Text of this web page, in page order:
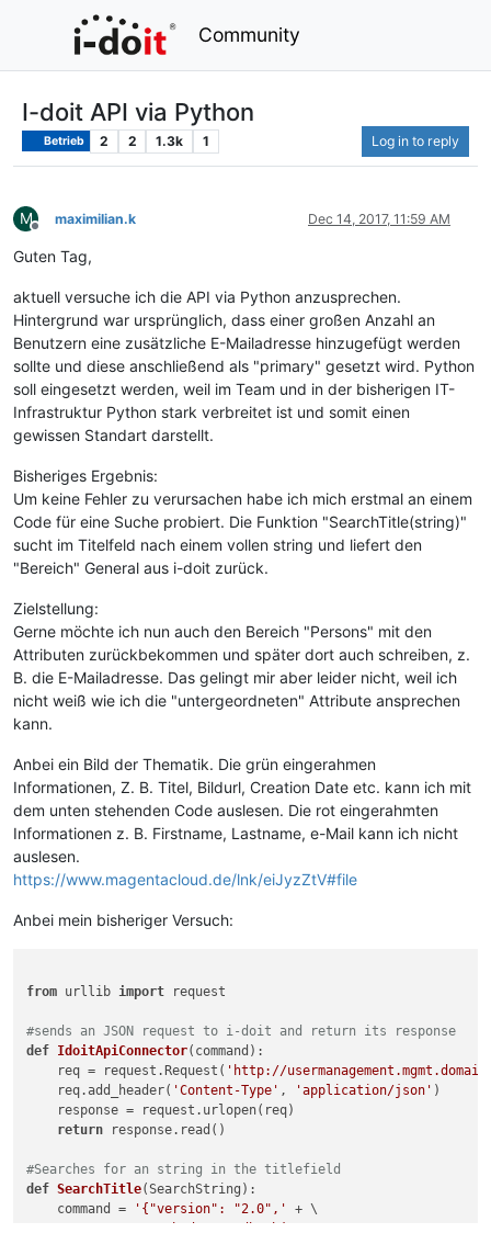
Community
I-doit API via Python
Betrieb 2 2 1.3k 1 Log in to reply
M
Offline
maximilian.k Dec 14, 2017, 11:59 AM
Guten Tag,
aktuell versuche ich die API via Python anzusprechen.
Hintergrund war ursprünglich, dass einer großen Anzahl an
Benutzern eine zusätzliche E-Mailadresse hinzugefügt werden
sollte und diese anschließend als "primary" gesetzt wird. Python
soll eingesetzt werden, weil im Team und in der bisherigen IT-
Infrastruktur Python stark verbreitet ist und somit einen
gewissen Standart darstellt.
Bisheriges Ergebnis:
Um keine Fehler zu verursachen habe ich mich erstmal an einem
Code für eine Suche probiert. Die Funktion "SearchTitle(string)"
sucht im Titelfeld nach einem vollen string und liefert den
"Bereich" General aus i-doit zurück.
Zielstellung:
Gerne möchte ich nun auch den Bereich "Persons" mit den
Attributen zurückbekommen und später dort auch schreiben, z.
B. die E-Mailadresse. Das gelingt mir aber leider nicht, weil ich
nicht weiß wie ich die "untergeordneten" Attribute ansprechen
kann.
Anbei ein Bild der Thematik. Die grün eingerahmen
Informationen, Z. B. Titel, Bildurl, Creation Date etc. kann ich mit
dem unten stehenden Code auslesen. Die rot eingerahmten
Informationen z. B. Firstname, Lastname, e-Mail kann ich nicht
auslesen.
https://www.magentacloud.de/lnk/eiJyzZtV#file
Anbei mein bisheriger Versuch:
from urllib import request
#sends an JSON request to i-doit and return its response
def IdoitApiConnector( command ):
req = request.Request( 'http://
req.add_header( 'Content-Type' , 'application/json' )
response = request.urlopen(req)
return response.read()
#Searches for an string in the titlefield
def SearchTitle(SearchString ):
command =
'{"version": "2.0",'
+ \